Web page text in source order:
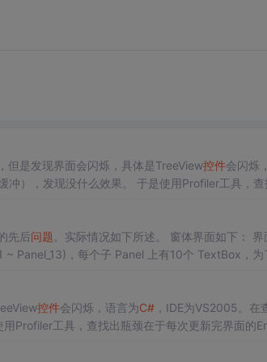
可以，但是发现界面会闪烁，具体是TreeView控件会闪烁
。 于是使用Profiler工具，查找出
这样，使用双缓冲应...
先后问题 。实际情况如下所述。 窗体界面如下： 界面构
~ Panel_13)，每个子 Panel 上有10个 TextBox，为
控件会闪烁，语言为C#，IDE为VS2005。在
Profiler工具，查找出瓶颈在于每次更新完界面的